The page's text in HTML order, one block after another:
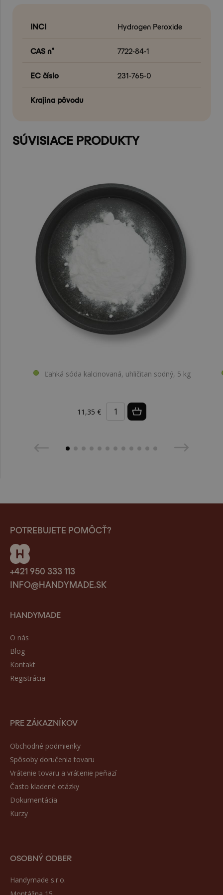
INCI Hydrogen Peroxide
CAS n° 7722-84-1
EC číslo 231-765-0
Krajina pôvodu
SÚVISIACE PRODUKTY
Ľahká sóda kalcinovaná, uhličitan sodný, 5 kg
11,35 €
POTREBUJETE POMÔCŤ?
+421 950 333 113
INFO@HANDYMADE.SK
HANDYMADE
O nás
Blog
Kontakt
Registrácia
PRE ZÁKAZNÍKOV
Obchodné podmienky
Spôsoby doručenia tovaru
Vrátenie tovaru a vrátenie peňazí
Často kladené otázky
Dokumentácia
Kurzy
OSOBNÝ ODBER
Handymade s.r.o.